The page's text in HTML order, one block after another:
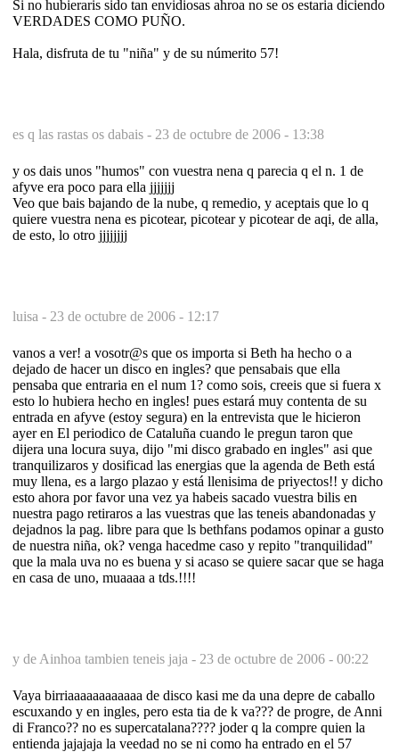
Si no hubieraris sido tan envidiosas ahroa no se os estaria diciendo
VERDADES COMO PUÑO.
Hala, disfruta de tu "niña" y de su númerito 57!
es q las rastas os dabais - 23 de octubre de 2006 - 13:38
y os dais unos "humos" con vuestra nena q parecia q el n. 1 de
afyve era poco para ella jjjjjjj
Veo que bais bajando de la nube, q remedio, y aceptais que lo q
quiere vuestra nena es picotear, picotear y picotear de aqi, de alla,
de esto, lo otro jjjjjjjj
luisa - 23 de octubre de 2006 - 12:17
vanos a ver! a vosotr@s que os importa si Beth ha hecho o a
dejado de hacer un disco en ingles? que pensabais que ella
pensaba que entraria en el num 1? como sois, creeis que si fuera x
esto lo hubiera hecho en ingles! pues estará muy contenta de su
entrada en afyve (estoy segura) en la entrevista que le hicieron
ayer en El periodico de Cataluña cuando le pregun taron que
dijera una locura suya, dijo "mi disco grabado en ingles" asi que
tranquilizaros y dosificad las energias que la agenda de Beth está
muy llena, es a largo plazao y está llenisima de priyectos!! y dicho
esto ahora por favor una vez ya habeis sacado vuestra bilis en
nuestra pago retiraros a las vuestras que las teneis abandonadas y
dejadnos la pag. libre para que ls bethfans podamos opinar a gusto
de nuestra niña, ok? venga hacedme caso y repito "tranquilidad"
que la mala uva no es buena y si acaso se quiere sacar que se haga
en casa de uno, muaaaa a tds.!!!!
y de Ainhoa tambien teneis jaja - 23 de octubre de 2006 - 00:22
Vaya birriaaaaaaaaaaaa de disco kasi me da una depre de caballo
escuxando y en ingles, pero esta tia de k va??? de progre, de Anni
di Franco?? no es supercatalana???? joder q la compre quien la
entienda jajajaja la veedad no se ni como ha entrado en el 57